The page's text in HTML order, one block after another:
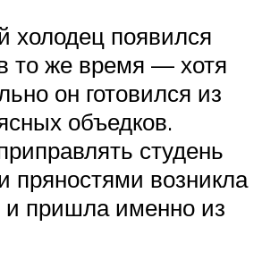
холодец появился
то же время — хотя
он готовился из
объедков.
студень
пряностями возникла
и пришла именно из